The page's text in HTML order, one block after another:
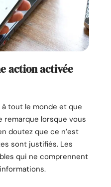
action activée
tout le monde et que
remarque lorsque vous
doutez que ce n’est
sont justifiés. Les
qui ne comprennent